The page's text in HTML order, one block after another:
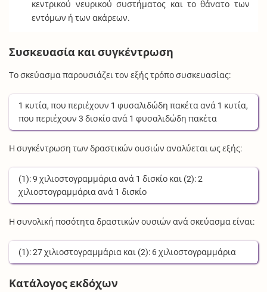
κεντρικού νευρικού συστήματος και το θάνατο των
εντόμων ή των ακάρεων.
Συσκευασία και συγκέντρωση
Το σκεύασμα παρουσιάζει τον εξής τρόπο συσκευασίας:
1 κυτία, που περιέχουν 1 φυσαλιδώδη πακέτα ανά 1 κυτία,
που περιέχουν3 δισκίοανά 1 φυσαλιδώδη πακέτα
Η συγκέντρωση των δραστικών ουσιών αναλύεται ως εξής:
(1):9 χιλιοστογραμμάρια ανά 1 δισκίο και (2):2
χιλιοστογραμμάρια ανά 1 δισκίο
Η συνολική ποσότητα δραστικών ουσιών ανά σκεύασμα είναι:
(1):27χιλιοστογραμμάρια και (2): 6χιλιοστογραμμάρια
Κατάλογος εκδόχων